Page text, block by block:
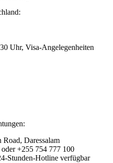
Uhr, Visa-Angelegenheiten
Daressalam
+255 754 777 100
Stunden-Hotline verfügbar